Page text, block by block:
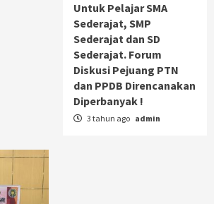
Untuk Pelajar SMA
Sederajat, SMP
Sederajat dan SD
Sederajat. Forum
Diskusi Pejuang PTN
dan PPDB Direncanakan
Diperbanyak !
3 tahun ago admin